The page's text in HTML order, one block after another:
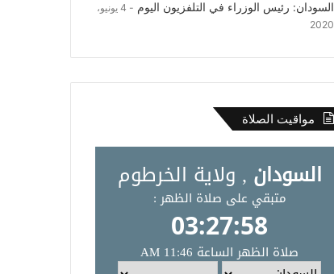
السودان: رئيس الوزراء في التلفزيون اليوم
4 يونيو،
2020
مواقيت الصلاة